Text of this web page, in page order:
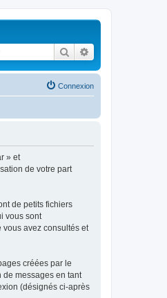
Rechercher
Connexion
» et
de votre part
de petits fichiers
vous sont
avez consultés et
créées par le
messages en tant
(désignés ci-après